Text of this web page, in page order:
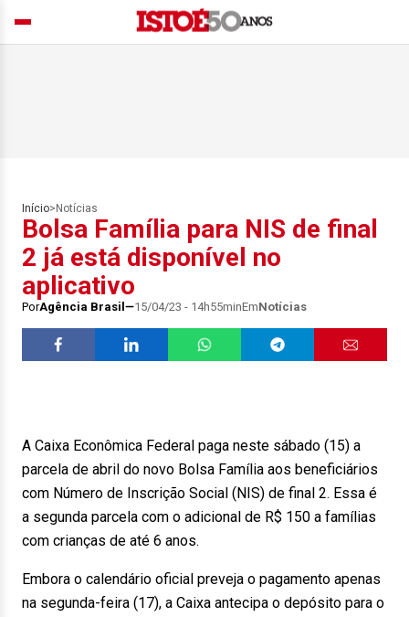
Início> Notícias
Bolsa Família para NIS de final
2 já está disponível no
aplicativo
PorAgência Brasil 15/04/23 - 14h55minEmNotícias
A Caixa Econômica Federal paga neste sábado (15) a
parcela de abril do novo Bolsa Família aos beneficiários
com Número de Inscrição Social (NIS) de final 2. Essa é
a segunda parcela com o adicional de R$ 150 a famílias
com crianças de até 6 anos.
Embora o calendário oficial preveja o pagamento apenas
na segunda-feira (17), a Caixa antecipa o depósito para o